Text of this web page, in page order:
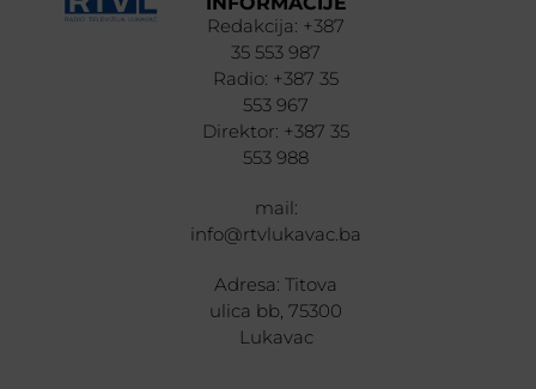
Redakcija: +387
35 553 987
Radio: +387 35
553 967
Direktor: +387 35
553 988
mail:
info@rtvlukavac.ba
Adresa: Titova
ulica bb, 75300
Lukavac